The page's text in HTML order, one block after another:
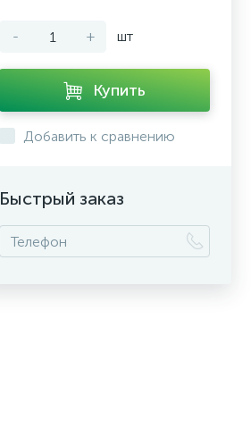
- + шт
Купить
Добавить к сравнению
Быстрый заказ